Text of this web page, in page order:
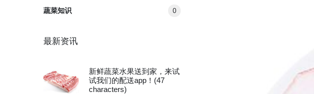
蔬菜知识 0
最新资讯
新鲜蔬菜水果送到家，来试
试我们的配送app！(47
characters)